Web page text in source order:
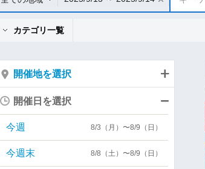
カテゴリ一覧
開催地を選択
開催日を選択
今週 8/3（月）〜8/9（日）
今週末 8/8（土）〜8/9（日）